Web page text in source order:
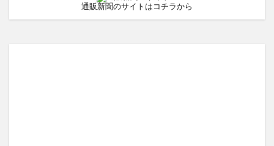
通販新聞のサイトはコチラから